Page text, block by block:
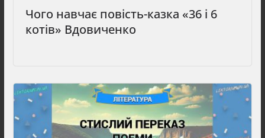
Чого навчає повість-казка «36 і 6
котів» Вдовиченко